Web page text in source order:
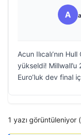
A
Acun Ilıcalı’nın
yükseldi!
Euro’luk dev final
1 yazı görüntüleniyor